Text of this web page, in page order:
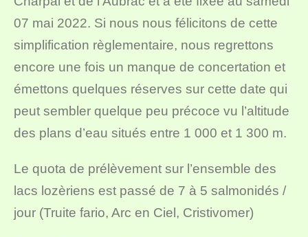
07 mai 2022. Si nous nous félicitons de cette
simplification règlementaire, nous regrettons
encore une fois un manque de concertation et
émettons quelques réserves sur cette date qui
peut sembler quelque peu précoce vu l’altitude
des plans d’eau situés entre 1 000 et 1 300 m.
Le quota de prélèvement sur l’ensemble des
lacs lozèriens est passé de 7 à 5 salmonidés /
jour (Truite fario, Arc en Ciel, Cristivomer)